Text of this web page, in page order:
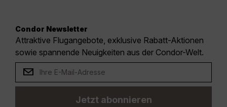
Condor Newsletter
Attraktive Flugangebote, exklusive Rabatt-Aktionen
sowie spannende Neuigkeiten aus der Condor-Welt.
Jetzt abonnieren